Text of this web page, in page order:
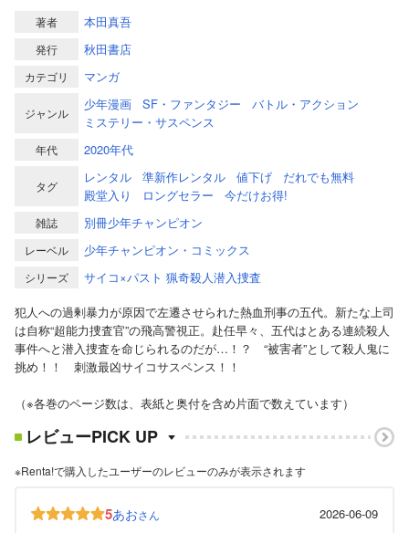
著者 本田真吾
発行 秋田書店
カテゴリ マンガ
ジャンル
少年漫画 SF・ファンタジー
バトル・アクション
ミステリー・サスペンス
年代 2020年代
タグ
レンタル 準新作レンタル 値下げ
だれでも無料
殿堂入り
ロングセラー 今だけお得!
雑誌 別冊少年チャンピオン
レーベル 少年チャンピオン・コミックス
シリーズ
サイコ×パスト 猟奇殺人潜入捜査
犯人への過剰暴力が原因で左遷させられた熱血刑事の五代。新たな上司
は自称“超能力捜査官”の飛高警視正。赴任早々、五代はとある連続殺人
事件へと潜入捜査を命じられるのだが…！？ “被害者”として殺人鬼に
挑め！！ 刺激最凶サイコサスペンス！！
（※各巻のページ数は、表紙と奥付を含め片面で数えています）
レビューPICK UP
※Renta!で購入したユーザーのレビューのみが表示されます
5あおさん
2026-06-09